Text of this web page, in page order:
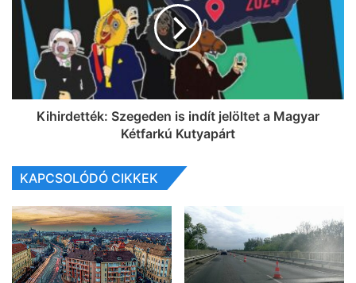
Kihirdették: Szegeden is indít jelöltet a Magyar
Kétfarkú Kutyapárt
KAPCSOLÓDÓ CIKKEK